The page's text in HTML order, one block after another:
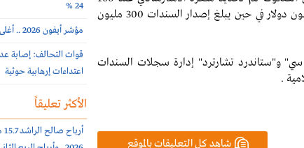
نقطة أساس فوق معدلات الدين التبادلي ويبلغ حوالي 700 مليون دولار في حين يبلغ إصدار السندات 300 مليون
و"ستاندرد تشارترد" إدارة سجلات السندات
.
شاهد كل التعليقات بالموقع
24 %
مؤشر أيفون 2026 .. أغلى وأرخص دول العالم لشراء الجوال
اعتداءات إرهابية حوثية
الأكثر تعليقاً